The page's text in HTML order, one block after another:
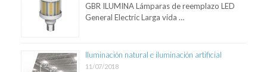
GBR ILUMINA Lámparas de reemplazo LED
General Electric Larga vida …
Iluminación natural e iluminación artificial
11/07/2018